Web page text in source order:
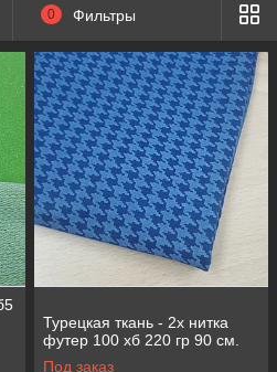
турецких тканей по
от компании ТОО "Bisoft".
0 Фильтры
Турецкая ткань - 2х нитка
футер 100 хб 220 гр 90 см.
Под заказ